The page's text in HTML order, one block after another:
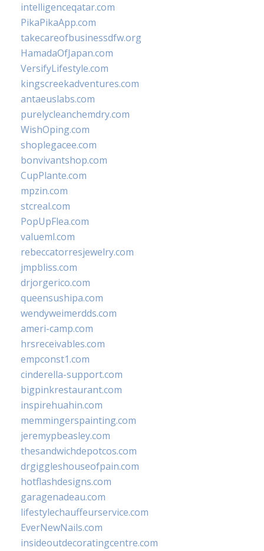
intelligenceqatar.com
PikaPikaApp.com
takecareofbusinessdfw.org
HamadaOfJapan.com
VersifyLifestyle.com
kingscreekadventures.com
antaeuslabs.com
purelycleanchemdry.com
WishOping.com
shoplegacee.com
bonvivantshop.com
CupPlante.com
mpzin.com
stcreal.com
PopUpFlea.com
valueml.com
rebeccatorresjewelry.com
jmpbliss.com
drjorgerico.com
queensushipa.com
wendyweimerdds.com
ameri-camp.com
hrsreceivables.com
empconst1.com
cinderella-support.com
bigpinkrestaurant.com
inspirehuahin.com
memmingerspainting.com
jeremypbeasley.com
thesandwichdepotcos.com
drgiggleshouseofpain.com
hotflashdesigns.com
garagenadeau.com
lifestylechauffeurservice.com
EverNewNails.com
insideoutdecoratingcentre.com